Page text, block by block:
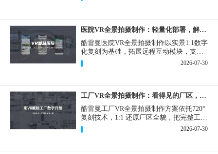
境执法，夯实队伍办案“基本功”。
医院VR全景拍摄制作：轻量化部署，解决医患真实痛点
酷雷曼医院VR全景拍摄制作以实景1:1数字
化复刻为基础，拓展远程互动模块，支持
定制，轻量化搭建部署，可挂载在公众
号、官网等线上平台。
2026-07-30
工厂VR全景拍摄制作：看得见的厂区，省下来的成本
酷雷曼工厂VR全景拍摄制作方案依托720°
复刻技术，1:1 还原厂区全貌，把完整工厂
搬进手机、电脑大屏，既是工厂对外拓客
的数字化名片，也是内部管理、人员培训
2026-07-30